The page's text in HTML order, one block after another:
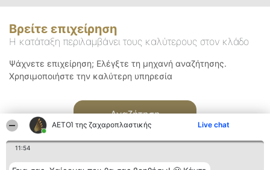
ΑΕΤΟΊ της ζαχαροπλαστικής Live chat
11:54
Βρείτε επιχείρηση
Η κατάταξη περιλαμβάνει τους καλύτερους στον κλάδο
Ψάχνετε επιχείρηση; Ελέγξτε τη μηχανή αναζήτησης.
Χρησιμοποιήστε την καλύτερη υπηρεσία
Αναζήτηση